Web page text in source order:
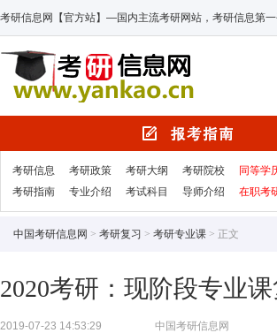
考研信息网【官方站】—国内主流考研网站，考研信息第一
考研信息 考研政策 考研大纲 考研院校 同等学
考研指南
专业介绍 考试科目 导师介绍 在职考
中国考研信息网 > 考研复习 > 考研专业课 > 正文
2020考研：现阶段专业
2019-07-23 14:53:29 中国考研信息网